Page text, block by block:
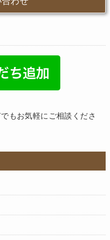
もお気軽にご相談くださ